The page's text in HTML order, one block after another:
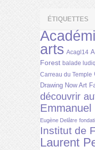
ÉTIQUETTES
arts Acagl14
Forest balade
Carreau du Temple
Drawing Now Art
découvrir
Emmanuel
Eugène Delâtre
Institut de
Laurent